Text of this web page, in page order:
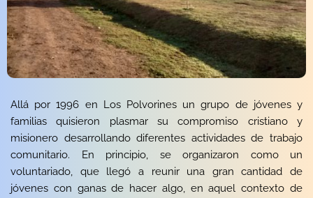
Allá por 1996 en Los Polvorines un grupo de jóvenes y
familias quisieron plasmar su compromiso cristiano y
misionero desarrollando diferentes actividades de trabajo
comunitario. En principio, se organizaron como un
voluntariado, que llegó a reunir una gran cantidad de
jóvenes con ganas de hacer algo, en aquel contexto de